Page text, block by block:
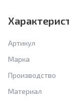
Артикул
Марка
Производство
Материал